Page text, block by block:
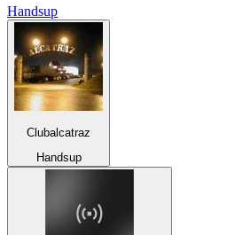
Handsup
Clubalcatraz
Handsup